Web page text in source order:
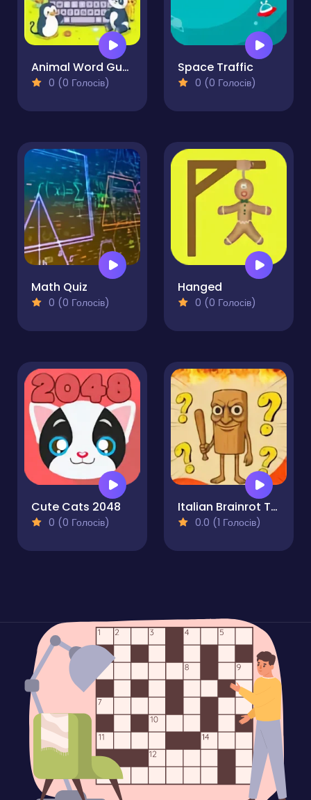
Animal Word Guessing Game
0 (0 Голосів)
Space Traffic
0 (0 Голосів)
Math Quiz
0 (0 Голосів)
Hanged
0 (0 Голосів)
Cute Cats 2048
0 (0 Голосів)
Italian Brainrot Tung Sahur
0.0 (1 Голосів)